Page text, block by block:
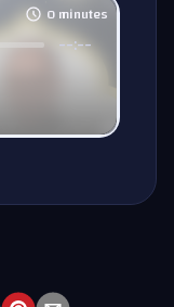
0minutes
--:--